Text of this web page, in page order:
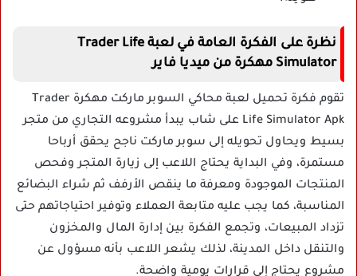
نظرة على الفكرة العامة في لعبة Trader Life
Simulator مهكرة من ميديا فاير
تقوم فكرة تحميل لعبة محاكي السوبر ماركت مهكرة Trader
Life Simulator Apk على شاب يبدأ مشروعه التجاري من متجر
بسيط ويحاول تحويله إلى سوبر ماركت ناجح يحقق أرباحا
مستمرة، وفي البداية يحتاج اللاعب إلى زيارة المتجر وفحص
المنتجات الموجودة ومعرفة ما ينقص الأرفف ثم شراء البضائع
المناسبة، كما يجب عليه متابعة العملاء وتوفير احتياجاتهم حتى
تزداد المبيعات، وتجمع الفكرة بين إدارة المال والمخزون
والتنقل داخل المدينة، لذلك يشعر اللاعب بأنه مسؤول عن
مشروع يحتاج إلى قرارات يومية واضحة.